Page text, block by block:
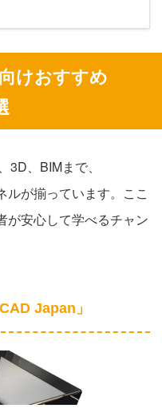
けおすすめ
、BIMまで、
ルが揃っています。ここ
が安心して学べるチャン
Japan」